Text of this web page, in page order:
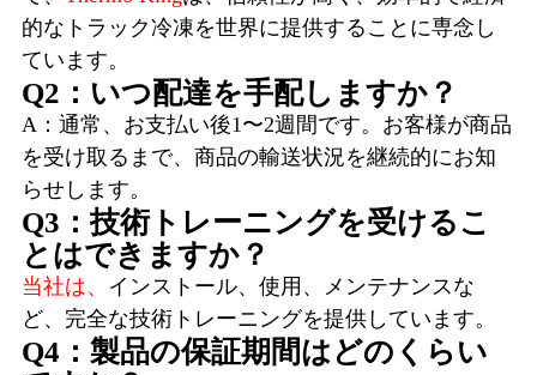
的なトラック冷凍を世界に提供することに専念し
ています。
Q2：いつ配達を手配しますか？
A：通常、お支払い後1〜2週間です。お客様が商品
を受け取るまで、商品の輸送状況を継続的にお知
らせします。
Q3：技術トレーニングを受けるこ
とはできますか？
当社は、
インストール、使用、メンテナンスな
ど、完全な技術トレーニングを提供しています。
Q4：製品の保証期間はどのくらい